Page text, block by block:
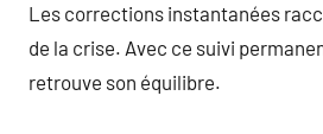
Les corrections instantanées
de la crise. Avec ce suivi
retrouve son équilibre.